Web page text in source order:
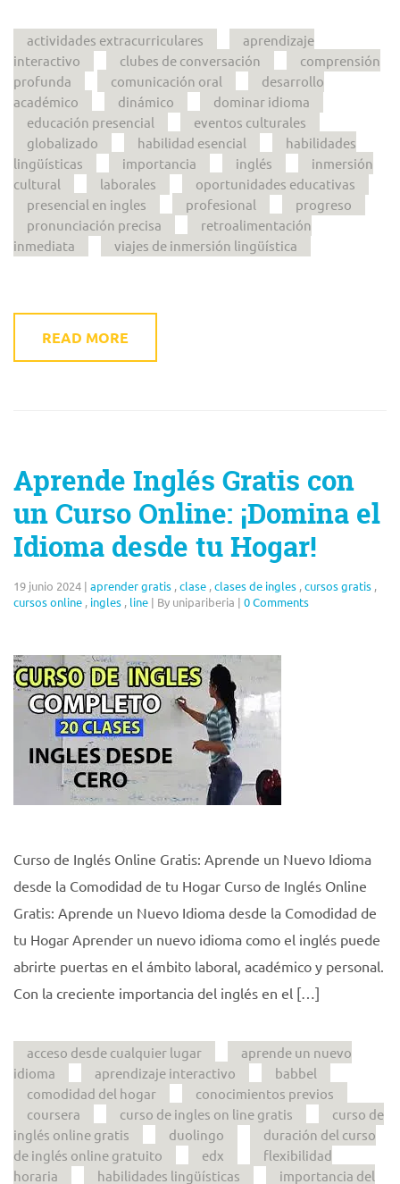
actividades extracurriculares
aprendizaje
interactivo
clubes de conversación
comprensión
profunda
comunicación oral
desarrollo
académico
dinámico
dominar idioma
educación presencial
eventos culturales
globalizado
habilidad esencial
habilidades
lingüísticas
importancia inglés
inmersión
cultural
laborales
oportunidades educativas
presencial en ingles
profesional
progreso
pronunciación precisa
retroalimentación
inmediata
viajes de inmersión lingüística
READ MORE
Aprende Inglés Gratis con
un Curso Online: ¡Domina el
Idioma desde tu Hogar!
19 junio 2024 | aprender gratis ,clase ,clases de ingles ,cursos gratis ,
cursos online , ingles , line | By unipariberia | 0 Comments
Curso de Inglés Online Gratis: Aprende un Nuevo Idioma
desde la Comodidad de tu Hogar Curso de Inglés Online
Gratis: Aprende un Nuevo Idioma desde la Comodidad de
tu Hogar Aprender un nuevo idioma como el inglés puede
abrirte puertas en el ámbito laboral, académico y personal.
Con la creciente importancia del inglés en el […]
acceso desde cualquier lugar
aprende un nuevo
idioma
aprendizaje interactivo
babbel
comodidad del hogar
conocimientos previos
coursera
curso de ingles on line gratis
curso de
inglés online gratis
duolingo
duración del curso
de inglés online gratuito
edx
flexibilidad
horaria
habilidades lingüísticas
importancia del